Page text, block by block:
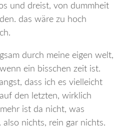
und dreist, von dummheit
das wäre zu hoch
durch meine eigen welt,
ein bisschen zeit ist.
dass ich es vielleicht
den letzten, wirklich
ist da nicht, was
also nichts, rein gar nichts.